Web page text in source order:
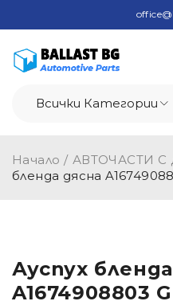
Начало / АВТОЧАСТИ С
бленда дясна
Ауспух
A1674908803